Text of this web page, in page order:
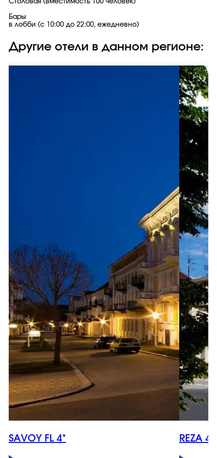
​Столовая (вместимость 100 человек)
Бары
в лобби (с 10:00 до 22:00, ежедневно)
Другие отели в данном регионе:
SAVOY FL 4* REZA 4*